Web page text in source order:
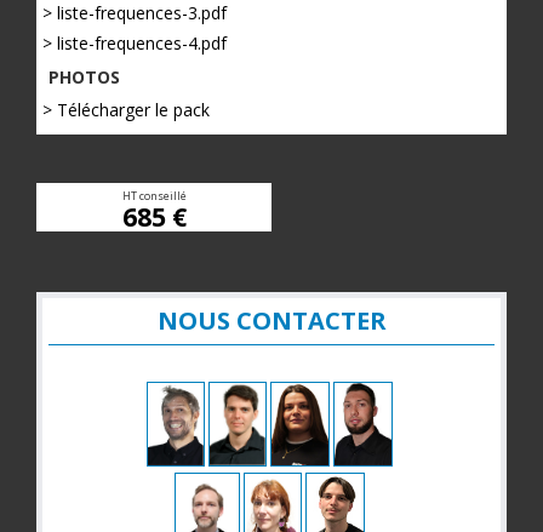
> liste-frequences-3.pdf
> liste-frequences-4.pdf
PHOTOS
> Télécharger le pack
HT conseillé
685 €
NOUS CONTACTER